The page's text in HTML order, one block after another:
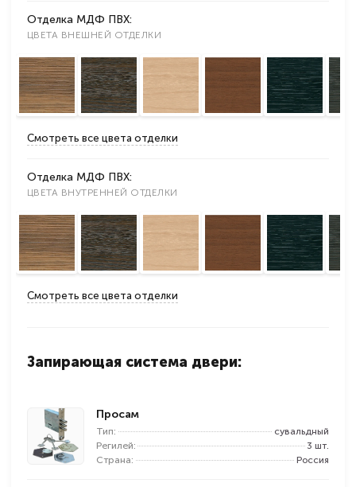
Отделка МДФ ПВХ:
ЦВЕТА ВНЕШНЕЙ ОТДЕЛКИ
Смотреть все цвета отделки
Отделка МДФ ПВХ:
ЦВЕТА ВНУТРЕННЕЙ ОТДЕЛКИ
Смотреть все цвета отделки
Запирающая система двери:
Просам
Тип:
сувальдный
Регилей:
3 шт.
Страна:
Россия